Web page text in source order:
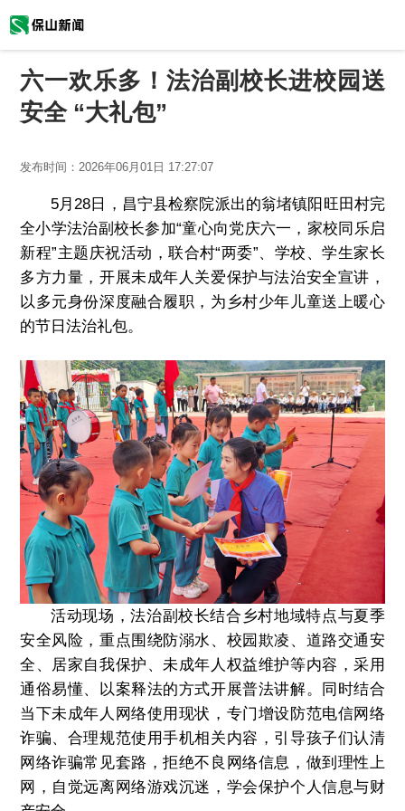
六一欢乐多！法治副校长进校园送
安全 “大礼包”
发布时间： 2026年06月01日 17:27:07
5月28日，昌宁县检察院派出的翁堵镇阳旺田村完
全小学法治副校长参加“童心向党庆六一，家校同乐启
新程”主题庆祝活动，联合村“两委”、学校、学生家长
多方力量，开展未成年人关爱保护与法治安全宣讲，
以多元身份深度融合履职，为乡村少年儿童送上暖心
的节日法治礼包。
活动现场，法治副校长结合乡村地域特点与夏季
安全风险，重点围绕防溺水、校园欺凌、道路交通安
全、居家自我保护、未成年人权益维护等内容，采用
通俗易懂、以案释法的方式开展普法讲解。同时结合
当下未成年人网络使用现状，专门增设防范电信网络
诈骗、合理规范使用手机相关内容，引导孩子们认清
网络诈骗常见套路，拒绝不良网络信息，做到理性上
网，自觉远离网络游戏沉迷，学会保护个人信息与财